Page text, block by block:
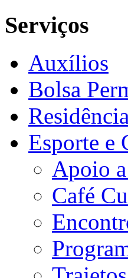
Serviços
Auxílios
Bolsa
Esporte e
Apoio
Café